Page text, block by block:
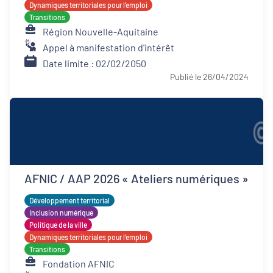
Dynamiques territoriales pour l’emploi
Transitions
Région Nouvelle-Aquitaine
Appel à manifestation d'intérêt
Date limite : 02/02/2050
Publié le 26/04/2024
AFNIC / AAP 2026 « Ateliers numériques »
Développement territorial
Inclusion numérique
Politique de la ville
Dynamiques territoriales pour l’emploi
Transitions
Fondation AFNIC